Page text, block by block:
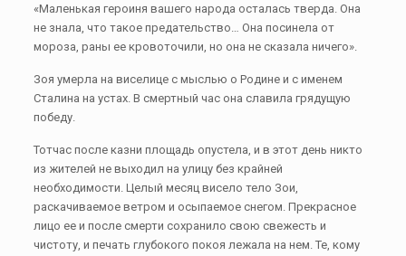
«Маленькая героиня вашего народа осталась тверда. Она
не знала, что такое предательство… Она посинела от
мороза, раны ее кровоточили, но она не сказала ничего».
Зоя умерла на виселице с мыслью о Родине и с именем
Сталина на устах. В смертный час она славила грядущую
победу.
Тотчас после казни площадь опустела, и в этот день никто
из жителей не выходил на улицу без крайней
необходимости. Целый месяц висело тело Зои,
раскачиваемое ветром и осыпаемое снегом. Прекрасное
лицо ее и после смерти сохранило свою свежесть и
чистоту, и печать глубокого покоя лежала на нем. Те, кому